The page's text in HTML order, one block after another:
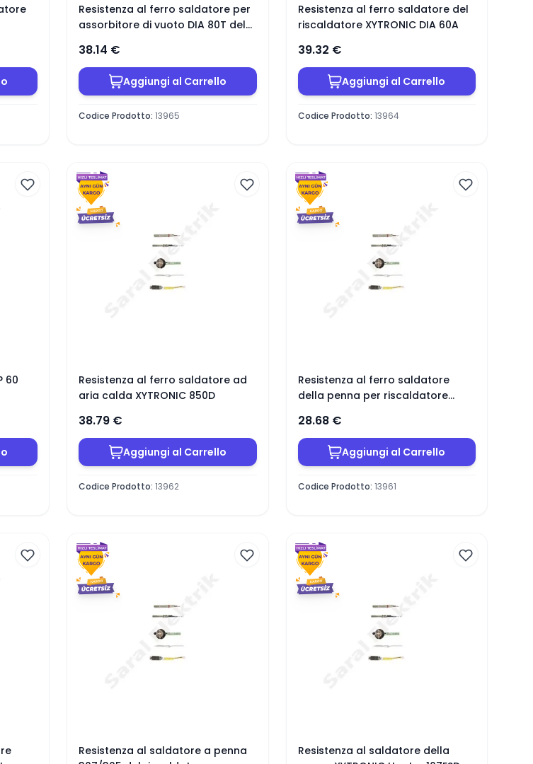
Resistenza al ferro saldatore per
assorbitore di vuoto DIA 80T del
38.14 €
Aggiungi al Carrello
Codice Prodotto:13965
Resistenza al ferro saldatore del
riscaldatore XYTRONIC DIA 60A
39.32 €
Aggiungi al Carrello
Codice Prodotto: 13964
60
Resistenza al ferro saldatore ad
aria calda XYTRONIC 850D
38.79 €
Aggiungi al Carrello
Codice Prodotto:13962
Resistenza al ferro saldatore
della penna per riscaldatore
28.68 €
Aggiungi al Carrello
Codice Prodotto: 13961
Resistenza al saldatore a penna
Resistenza al saldatore della